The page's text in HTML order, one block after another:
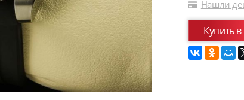
Нашли
Купить в